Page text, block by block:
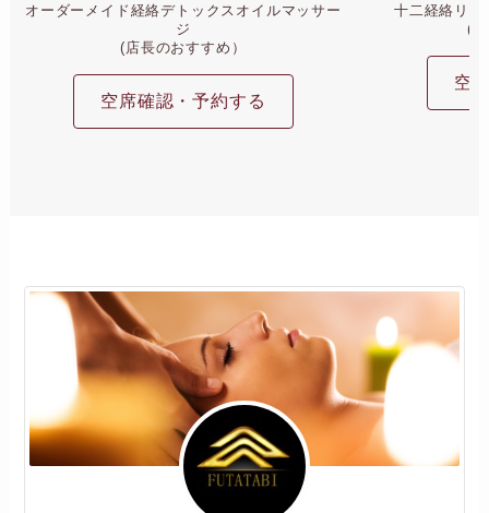
オーダーメイド経絡デトックスオイルマッサー
ジ
(店長のおすすめ）
空席確認・予約する
十二経絡リン
(
空